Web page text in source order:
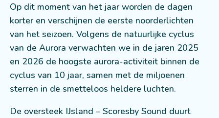
Op dit moment van het jaar worden de dagen
korter en verschijnen de eerste noorderlichten
van het seizoen. Volgens de natuurlijke cyclus
van de Aurora verwachten we in de jaren 2025
en 2026 de hoogste aurora-activiteit binnen de
cyclus van 10 jaar, samen met de miljoenen
sterren in de smetteloos heldere luchten.
De oversteek IJsland – Scoresby Sound duurt